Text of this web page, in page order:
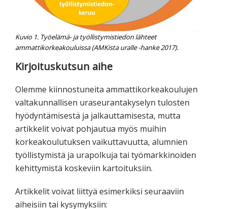
Kuvio 1. Työelämä- ja työllistymistiedon lähteet
ammattikorkeakouluissa (AMKista uralle -hanke 2017).
Kirjoituskutsun aihe
Olemme kiinnostuneita ammattikorkeakoulujen
valtakunnallisen uraseurantakyselyn tulosten
hyödyntämisestä ja jalkauttamisesta, mutta
artikkelit voivat pohjautua myös muihin
korkeakoulutuksen vaikuttavuutta, alumnien
työllistymistä ja urapolkuja tai työmarkkinoiden
kehittymistä koskeviin kartoituksiin.
Artikkelit voivat liittyä esimerkiksi seuraaviin
aiheisiin tai kysymyksiin: